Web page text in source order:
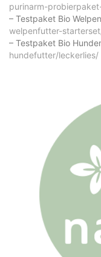
purinarm-
– Testpaket Bio
welpenfutter-
– Testpaket Bio
hundefutter/leckerlies/